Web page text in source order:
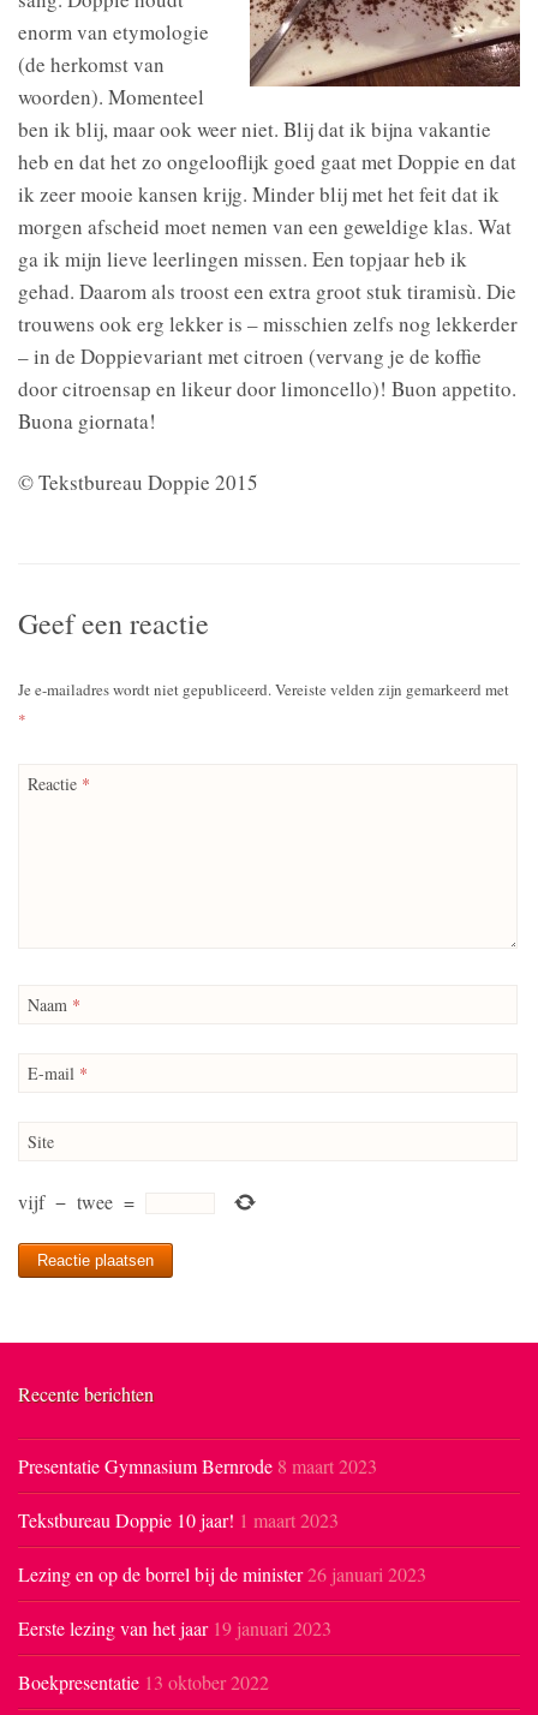
enorm van etymologie
(de herkomst van
woorden). Momenteel
ben ik blij, maar ook weer niet. Blij dat ik bijna vakantie
heb en dat het zo ongelooflijk goed gaat met Doppie en dat
ik zeer mooie kansen krijg. Minder blij met het feit dat ik
morgen afscheid moet nemen van een geweldige klas. Wat
ga ik mijn lieve leerlingen missen. Een topjaar heb ik
gehad. Daarom als troost een extra groot stuk tiramisù. Die
trouwens ook erg lekker is – misschien zelfs nog lekkerder
– in de Doppievariant met citroen (vervang je de koffie
door citroensap en likeur door limoncello)! Buon appetito.
Buona giornata!
© Tekstbureau Doppie 2015
Geef een reactie
Je e-mailadres wordt niet gepubliceerd.Vereiste velden zijn gemarkeerd met
*
Reactie *
Naam *
E-mail *
Site
vijf − twee =
Recente berichten
Presentatie Gymnasium Bernrode 8 maart 2023
Tekstbureau Doppie 10 jaar! 1 maart 2023
Lezing en op de borrel bij de minister26 januari 2023
Eerste lezing van het jaar 19 januari 2023
Boekpresentatie 13 oktober 2022